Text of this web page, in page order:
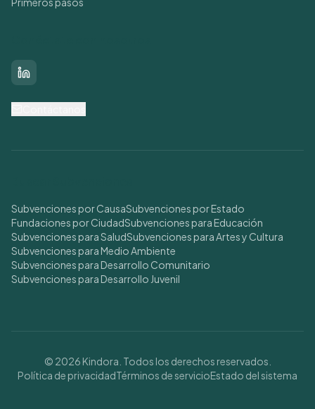
LinkedIn
Subvenciones por CausaSubvenciones por Estado
Fundaciones por CiudadSubvenciones para Educación
Subvenciones para SaludSubvenciones para Artes y Cultura
Subvenciones para Medio Ambiente
Subvenciones para Desarrollo Comunitario
Subvenciones para Desarrollo Juvenil
© 2026 Kindora. Todos los derechos reservados.
Política de privacidadTérminos de servicioEstado del sistema